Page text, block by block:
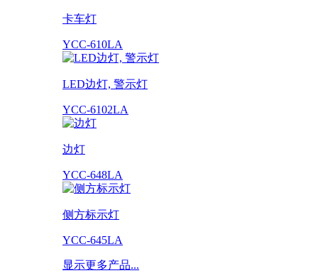
卡车灯
YCC-610LA
LED边灯, 警示灯
YCC-6102LA
边灯
YCC-648LA
侧方标示灯
YCC-645LA
显示更多产品...